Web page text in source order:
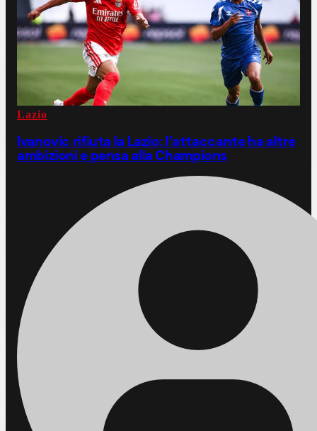
Lazio
Ivanovic rifiuta la Lazio: l’attaccante ha altre
ambizioni e pensa alla Champions